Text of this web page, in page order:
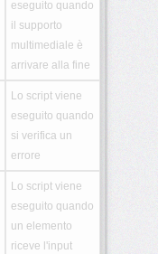
eseguito quando
il supporto
multimediale è
arrivare alla fine
Lo script viene
eseguito quando
si verifica un
errore
Lo script viene
eseguito quando
un elemento
riceve l'input